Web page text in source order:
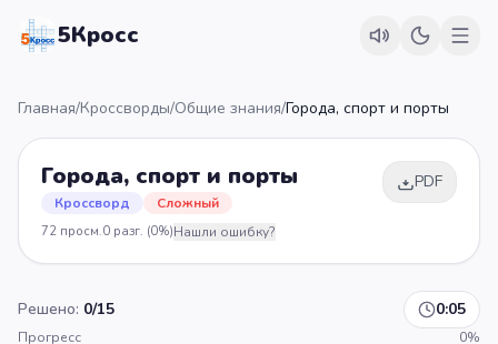
5Кросс
Главная/Кроссворды/Общие знания/Города, спорт и порты
Города, спорт и порты
Кроссворд Сложный
PDF
72 просм.0 разг. (0%)Нашли ошибку?
Решено: 0/15 0:05
Прогресс 0%